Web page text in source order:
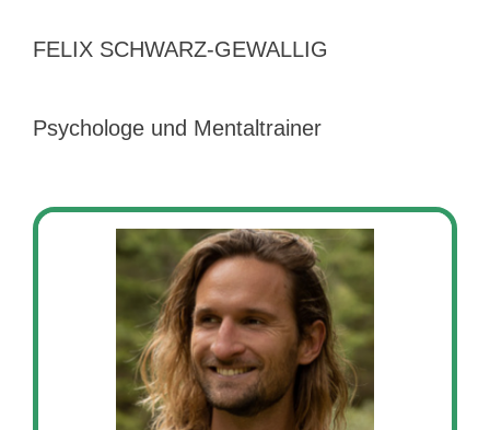
FELIX SCHWARZ-GEWALLIG
Psychologe und Mentaltrainer